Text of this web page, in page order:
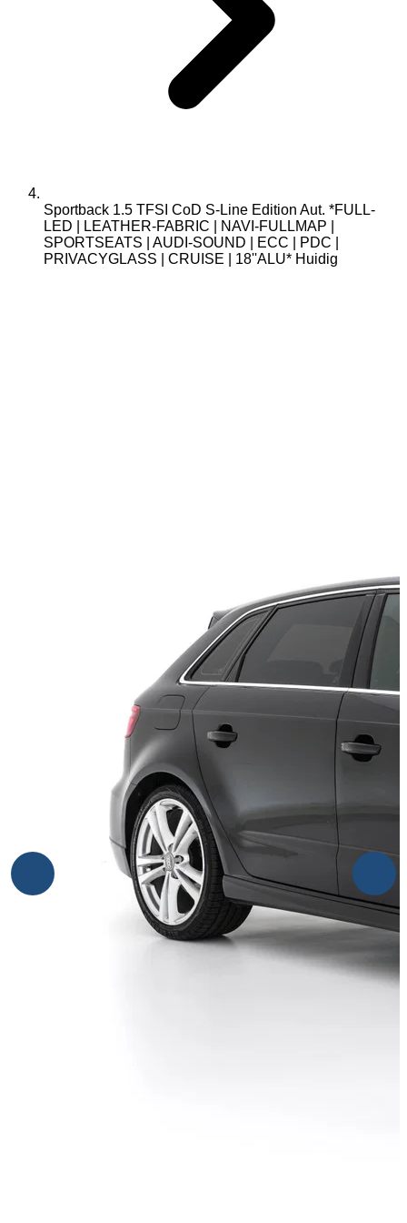
Sportback 1.5 TFSI CoD S-Line Edition Aut. *FULL-
LED | LEATHER-FABRIC | NAVI-FULLMAP |
SPORTSEATS | AUDI-SOUND | ECC | PDC |
PRIVACYGLASS | CRUISE | 18''ALU* Huidig